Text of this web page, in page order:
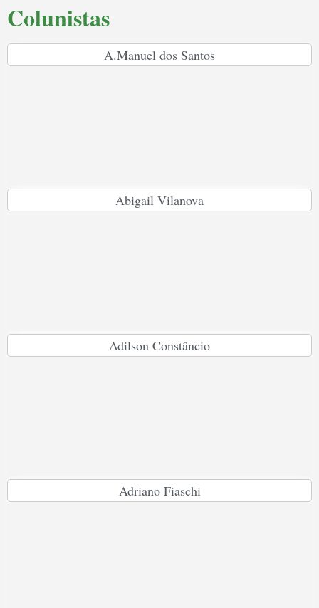
Colunistas
A.Manuel dos Santos
Abigail Vilanova
Adilson Constâncio
Adriano Fiaschi